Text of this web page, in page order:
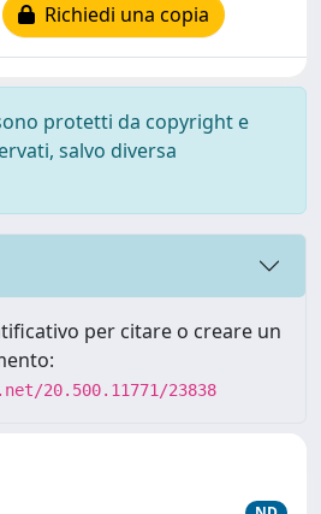
Richiedi una copia
protetti da copyright e
salvo diversa
per citare o creare un
20.500.11771/23838